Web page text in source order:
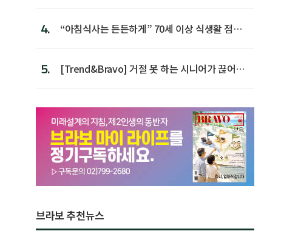
4.
“아침식사는 든든하게” 70세 이상 식생활 점수
5.
[Trend&Bravo] 거절 못 하는 시니어가 끊어야
브라보 추천뉴스